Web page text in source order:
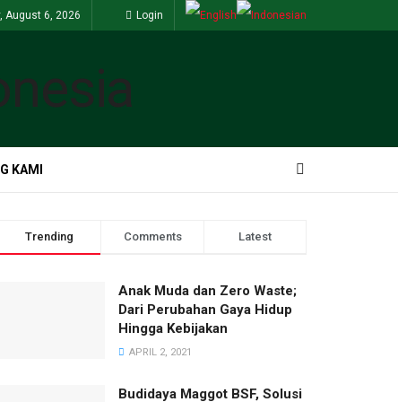
August 6, 2026 Login
KAMI
Trending Comments Latest
Anak Muda dan Zero Waste;
Dari Perubahan Gaya Hidup
Hingga Kebijakan
APRIL 2, 2021
Budidaya Maggot BSF, Solusi